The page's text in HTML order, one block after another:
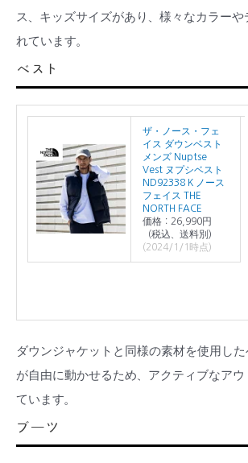
ス、キッズサイズがあり、様々なカラーや
れています。
ベスト
ザ・ノース・フェ
イス ダウンベスト
メンズ Nuptse
Vest ヌプシベスト
ND92338 K ノース
フェイス THE
NORTH FACE
価格：26,990円
（税込、送料別)
(2024/1/1時点)
ダウンジャケットと同様の素材を使用し
が自由に動かせるため、アクティブなアウ
ています。
ブーツ